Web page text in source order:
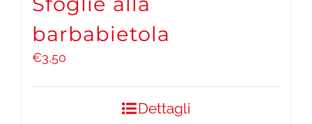
barbabietola
€3,50
Dettagli